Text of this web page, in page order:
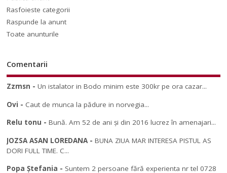
Rasfoieste categorii
Raspunde la anunt
Toate anunturile
Comentarii
Zzmsn -Un istalator in Bodo minim este 300kr pe ora cazar...
Ovi - Caut de munca la pădure in norvegia...
Relu tonu -Bună. Am 52 de ani și din 2016 lucrez în amenajari...
JOZSA ASAN LOREDANA-BUNA ZIUA MAR INTERESA PISTUL AS
DORI FULL TIME. C...
Popa Ștefania - Suntem 2 persoane fără experienta nr tel 0728